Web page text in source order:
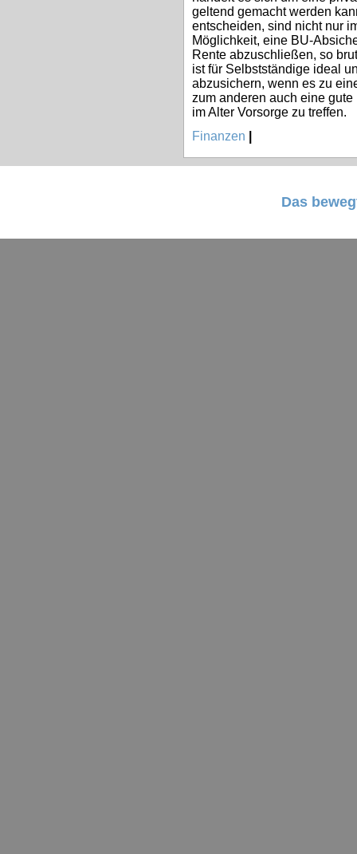
geltend gemacht werden
entscheiden, sind nicht nur
Möglichkeit, eine BU-
Rente abzuschließen, so
ist für Selbstständige ideal
abzusichern, wenn es zu
zum anderen auch eine
im Alter Vorsorge zu treffen.
Finanzen
Das